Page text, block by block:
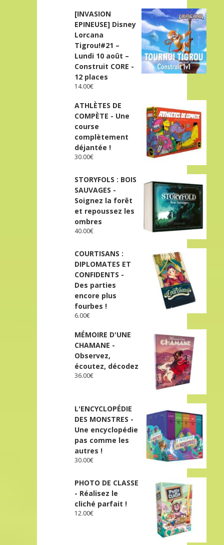
[INVASION
EPINEUSE] Disney
Lorcana
Tigrou!#21 –
Lundi 10 août –
Construit CORE -
12 places
14.00€
ATHLÈTES DE
COMPÈTE - Une
course
complètement
déjantée !
30.00€
STORYFOLS : BOIS
SAUVAGES -
Soignez la forêt
et repoussez les
ombres
40.00€
COURTISANS :
DIPLOMATES ET
CONFIDENTS -
Des parties
encore plus
fourbes !
6.00€
MÉMOIRE D'UNE
CHAMANE -
Observez,
écoutez, décodez
36.00€
L'ENCYCLOPÉDIE
DES MONSTRES -
Une encyclopédie
pas comme les
autres !
30.00€
PHOTO DE CLASSE
- Réalisez le
cliché parfait !
12.00€